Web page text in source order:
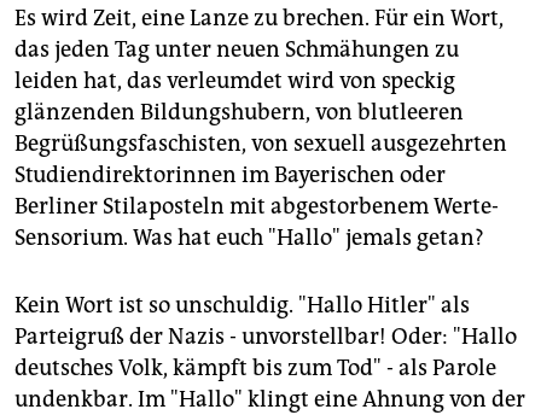
fragen & hilfe
unterstützen
abo
genossenschaft
epaper login
Es wird Zeit, eine Lanze zu brechen. Für ein Wort,
das jeden Tag unter neuen Schmähungen zu
leiden hat, das verleumdet wird von speckig
glänzenden Bildungshubern, von blutleeren
Begrüßungsfaschisten, von sexuell ausgezehrten
Studiendirektorinnen im Bayerischen oder
Berliner Stilaposteln mit abgestorbenem Werte-
Sensorium. Was hat euch "Hallo" jemals getan?
Kein Wort ist so unschuldig. "Hallo Hitler" als
Parteigruß der Nazis - unvorstellbar! Oder: "Hallo
deutsches Volk, kämpft bis zum Tod" - als Parole
undenkbar. Im "Hallo" klingt eine Ahnung von der